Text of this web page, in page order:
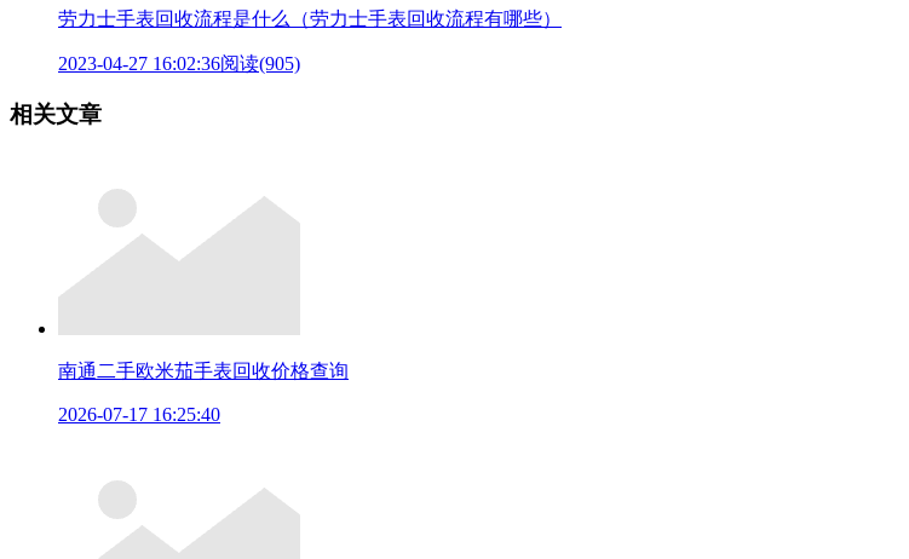
劳力士手表回收流程是什么（劳力士手表回收流程有哪些）
2023-04-27 16:02:36阅读(905)
相关文章
南通二手欧米茄手表回收价格查询
2026-07-17 16:25:40